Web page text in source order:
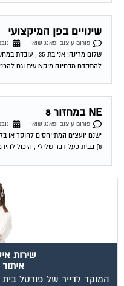
שינויים בפן המיקצועי
פורום עיצוב ופאנג שואי
שלום מרינה! אני
להתקדם מבחינה מיקצועית וגם להכניס שפע
NE במחזור 8
פורום עיצוב ופאנג שואי
8) בבית כעל דבר שלילי , היכול להידמות כעל "מקל בגלגלים" , והמתקשר...
שירות
המוקד לדייר של פורטל